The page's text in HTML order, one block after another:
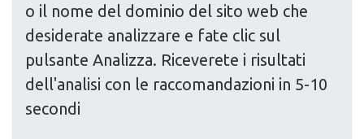
o il nome del dominio del sito web che
desiderate analizzare e fate clic sul
pulsante Analizza. Riceverete i risultati
dell'analisi con le raccomandazioni in 5-10
secondi